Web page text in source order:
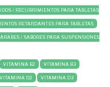
/ RECUBRIMIENTOS PARA TABLETAS
RETARDANTES PARA TABLETAS
/ SABORES PARA SUSPENSIONES
VITAMINA B2 VITAMINA B3
VITAMINA D2 VITAMINA D3